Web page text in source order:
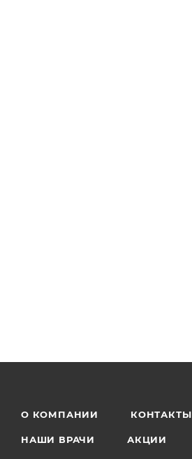
О КОМПАНИИ КОНТАКТЫ
НАШИ ВРАЧИ АКЦИИ